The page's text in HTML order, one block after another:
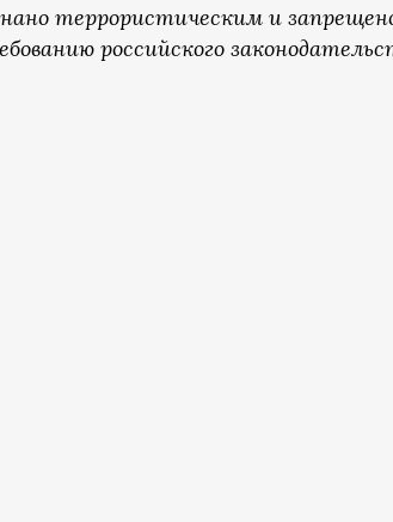
террористическим и
российского